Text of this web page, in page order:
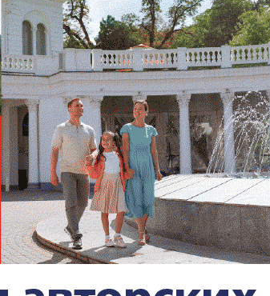
день оказываются в центре событий.
их время. Но именно поэтому они могут
по гороскопу вы Телец, главная
поддавшись ощущению «сейчас
на эмоциях, кредиты «на